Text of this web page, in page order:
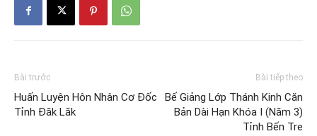
Bài trước
Huấn Luyện Hôn Nhân Cơ Đốc
Tỉnh Đăk Lăk
Bài tiếp theo
Bế Giảng Lớp Thánh Kinh Căn
Bản Dài Hạn Khóa I (Năm 3)
Tỉnh Bến Tre